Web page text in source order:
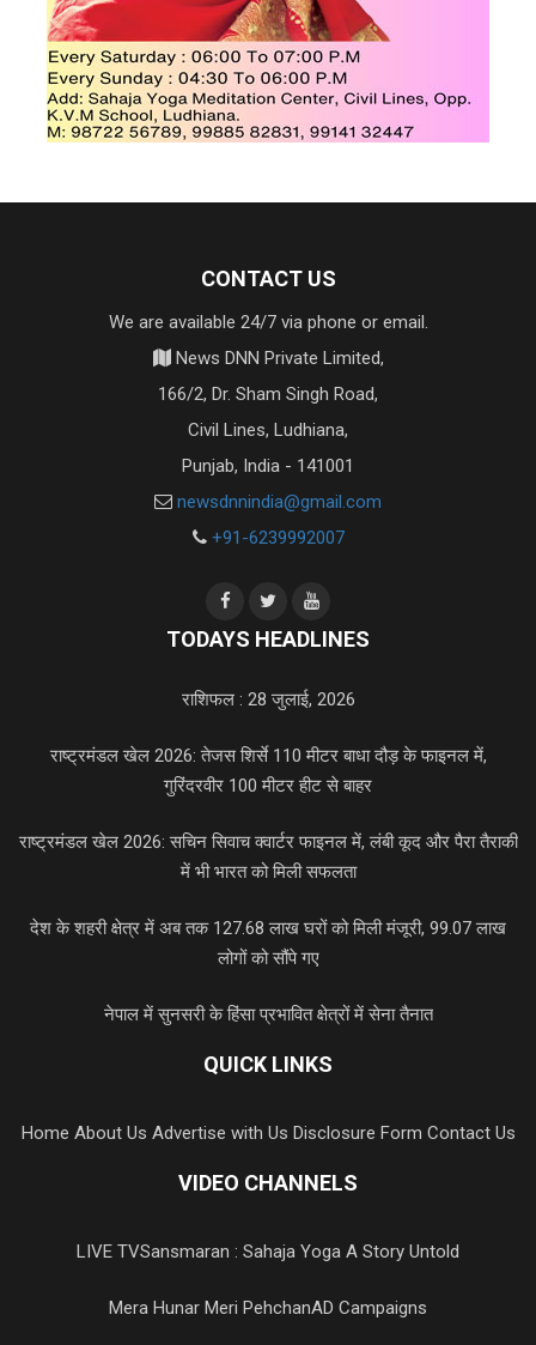
CONTACT US
We are available 24/7 via phone or email.
News DNN Private Limited,
166/2, Dr. Sham Singh Road,
Civil Lines, Ludhiana,
Punjab, India - 141001
newsdnnindia@gmail.com
+91-6239992007
TODAYS HEADLINES
राशिफल : 28 जुलाई, 2026
राष्ट्रमंडल खेल 2026: तेजस शिर्से 110 मीटर बाधा दौड़ के फाइनल में,
गुरिंदरवीर 100 मीटर हीट से बाहर
राष्ट्रमंडल खेल 2026: सचिन सिवाच क्वार्टर फाइनल में, लंबी कूद और पैरा तैराकी
में भी भारत को मिली सफलता
देश के शहरी क्षेत्र में अब तक 127.68 लाख घरों को मिली मंजूरी, 99.07 लाख
लोगों को सौंपे गए
नेपाल में सुनसरी के हिंसा प्रभावित क्षेत्रों में सेना तैनात
QUICK LINKS
Home About Us Advertise with Us Disclosure Form Contact Us
VIDEO CHANNELS
LIVE TVSansmaran : Sahaja Yoga A Story Untold
Mera Hunar Meri PehchanAD Campaigns